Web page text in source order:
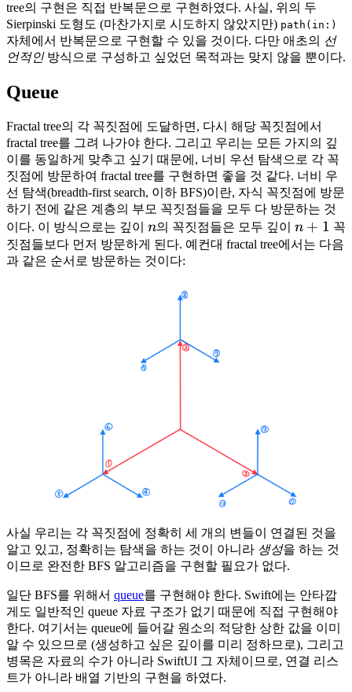
tree의 구현은 직접 반복문으로 구현하였다. 사실, 위의 두
Sierpinski 도형도 (마찬가지로 시도하지 않았지만) path(in:)
자체에서 반복문으로 구현할 수 있을 것이다. 다만 애초의 선
언적인방식으로 구성하고 싶었던 목적과는 맞지 않을 뿐이다.
Queue
Fractal tree의 각 꼭짓점에 도달하면, 다시 해당 꼭짓점에서
fractal tree를 그려 나가야 한다. 그리고 우리는 모든 가지의 깊
이를 동일하게 맞추고 싶기 때문에, 너비 우선 탐색으로 각 꼭
짓점에 방문하여 fractal tree를 구현하면 좋을 것 같다. 너비 우
선 탐색(breadth-first search, 이하 BFS)이란, 자식 꼭짓점에 방문
하기 전에 같은 계층의 부모 꼭짓점들을 모두 다 방문하는 것
이다. 이 방식으로는 깊이 n
n의 꼭짓점들은 모두 깊이 n
+
n + 1 꼭
짓점들보다 먼저 방문하게 된다. 예컨대 fractal tree에서는 다음
과 같은 순서로 방문하는 것이다:
사실 우리는 각 꼭짓점에 정확히 세 개의 변들이 연결된 것을
알고 있고, 정확히는 탐색을 하는 것이 아니라 생성을 하는 것
이므로 완전한 BFS 알고리즘을 구현할 필요가 없다.
일단 BFS를 위해서 queue를 구현해야 한다. Swift에는 안타깝
게도 일반적인 queue 자료 구조가 없기 때문에 직접 구현해야
한다. 여기서는 queue에 들어갈 원소의 적당한 상한 값을 이미
알 수 있으므로 (생성하고 싶은 깊이를 미리 정하므로), 그리고
병목은 자료의 수가 아니라 SwiftUI 그 자체이므로, 연결 리스
트가 아니라 배열 기반의 구현을 하였다.